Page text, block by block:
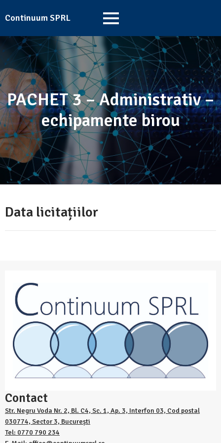
Continuum SPRL
PACHET 3 – Administrativ –
echipamente birou
Data licitațiilor
Contact
Str. Negru Voda Nr. 2, Bl. C4, Sc. 1, Ap. 3, Interfon 03, Cod postal
030774, Sector 3, București
Tel: 0770 790 234